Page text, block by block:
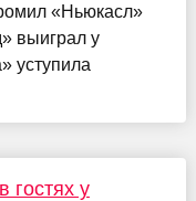
«Ньюкасл»
выиграл у
уступила
гостях у